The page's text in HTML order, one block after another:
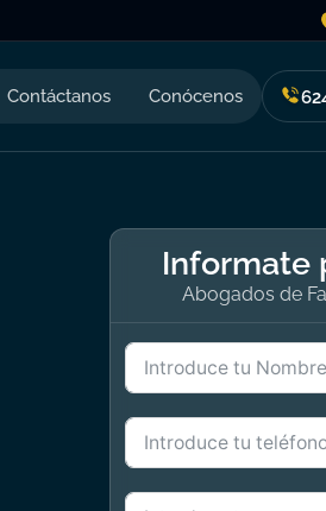
Contáctanos Conócenos
Informate
Abogados de